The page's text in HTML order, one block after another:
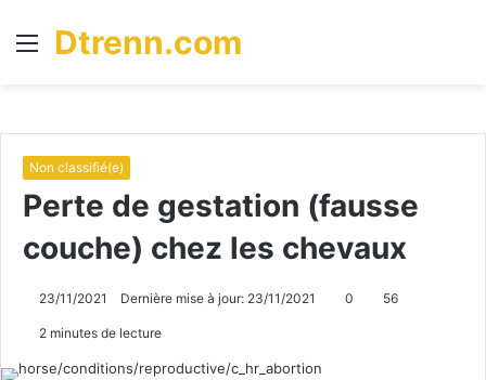
Menu
Dtrenn.com
Non classifié(e)
Perte de gestation (fausse
couche) chez les chevaux
23/11/2021 Dernière mise à jour: 23/11/2021 0 56
2 minutes de lecture